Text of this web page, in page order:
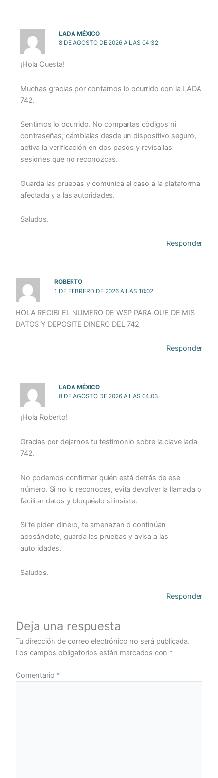
LADA MÉXICO
8 DE AGOSTO DE 2026 A LAS 04:32
¡Hola Cuesta!
Muchas gracias por contarnos lo ocurrido con la LADA
742.
Sentimos lo ocurrido. No compartas códigos ni
contraseñas; cámbialas desde un dispositivo seguro,
activa la verificación en dos pasos y revisa las
sesiones que no reconozcas.
Guarda las pruebas y comunica el caso a la plataforma
afectada y a las autoridades.
Saludos.
Responder
ROBERTO
1 DE FEBRERO DE 2026 A LAS 10:02
HOLA RECIBI EL NUMERO DE WSP PARA QUE DE MIS
DATOS Y DEPOSITE DINERO DEL 742
Responder
LADA MÉXICO
8 DE AGOSTO DE 2026 A LAS 04:03
¡Hola Roberto!
Gracias por dejarnos tu testimonio sobre la clave lada
742.
No podemos confirmar quién está detrás de ese
número. Si no lo reconoces, evita devolver la llamada o
facilitar datos y bloquéalo si insiste.
Si te piden dinero, te amenazan o continúan
acosándote, guarda las pruebas y avisa a las
autoridades.
Saludos.
Responder
Deja una respuesta
Tu dirección de correo electrónico no será publicada.
Los campos obligatorios están marcados con *
Comentario *